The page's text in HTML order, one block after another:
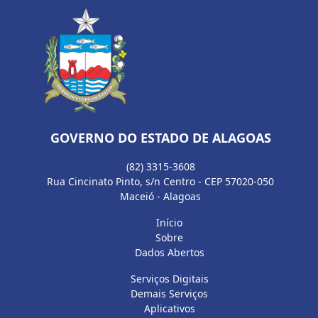
GOVERNO DO ESTADO DE ALAGOAS
(82) 3315-3608
Rua Cincinato Pinto, s/n Centro - CEP 57020-050
Maceió - Alagoas
Início
Sobre
Dados Abertos
Serviços Digitais
Demais Serviços
Aplicativos